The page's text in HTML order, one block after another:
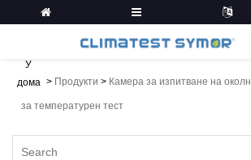
У
дома > Продукти > Камера за изпитване на
за температурен тест